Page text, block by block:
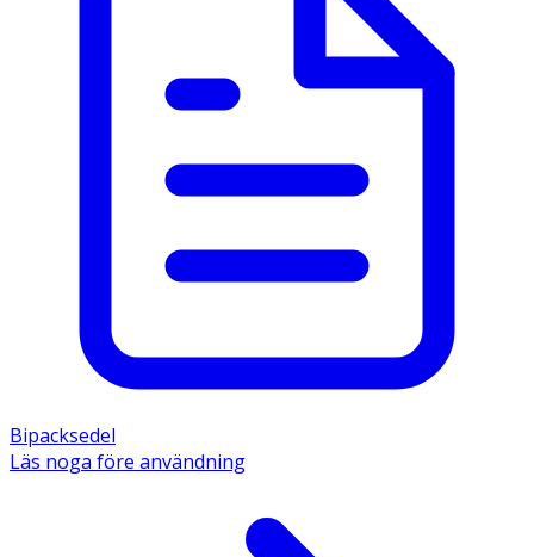
Bipacksedel
Läs noga före användning